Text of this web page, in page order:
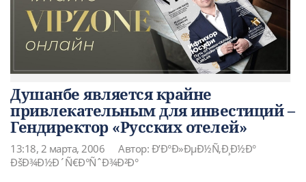
Душанбе является крайне
привлекательным для инвестиций –
Гендиректор «Русских отелей»
13:18, 2 марта, 2006
Автор: Ð’Ð°Ð»ÐµÐ½Ñ‚Ð¸Ð½Ð°
ÐšÐ¾Ð½Ð´Ñ€Ð°ÑˆÐ¾Ð²Ð°